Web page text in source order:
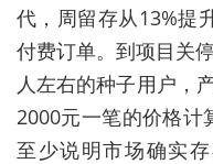
代，周留存从13%提
付费订单。到项目关
人左右的种子用户，
2000元一笔的价格计
至少说明市场确实